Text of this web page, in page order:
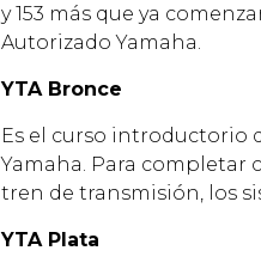
y 153 más que ya
Autorizado Yamaha.
YTA Bronce
Es el curso introductorio
Yamaha. Para completar
tren de transmisión, los
YTA Plata